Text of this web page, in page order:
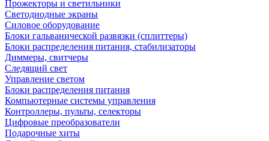
Прожекторы и светильники
Светодиодные экраны
Силовое оборудование
Блоки гальванической развязки (сплиттеры)
Блоки распределения питания, стабилизаторы
Диммеры, свитчеры
Следящий свет
Управление светом
Блоки распределения питания
Компьютерные системы управления
Контроллеры, пульты, селекторы
Цифровые преобразователи
Подарочные хиты